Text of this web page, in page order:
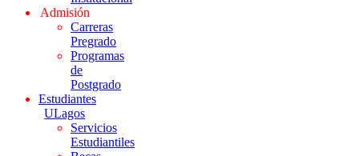
Admisión
Carreras
Pregrado
Programas
de
Postgrado
Estudiantes
ULagos
Servicios
Estudiantiles